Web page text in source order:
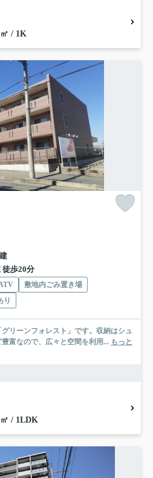
/ 1K
徒歩20分
敷地内ごみ置き場
り
リーンフォレスト」です。収納はシュ
富なので、広々と空間を利用... もっと
/ 1LDK